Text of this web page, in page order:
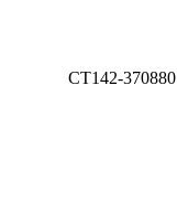
СТ142-